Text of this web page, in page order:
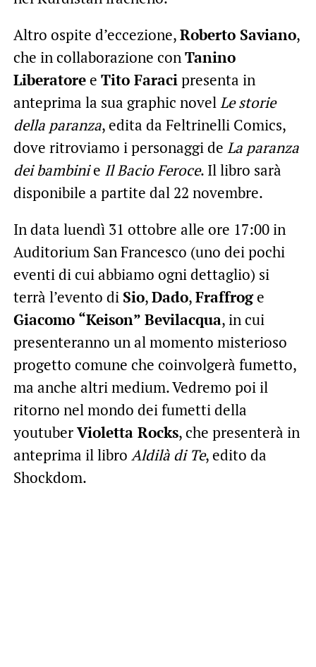
Altro ospite d’eccezione,Roberto Saviano,
che in collaborazione con Tanino
Liberatoree Tito Faraci presenta in
anteprima la sua graphic novel Le storie
della paranza, edita da Feltrinelli Comics,
dove ritroviamo i personaggi de La paranza
dei bambinie Il Bacio Feroce. Il libro sarà
disponibile a partite dal 22 novembre.
In data luendì 31 ottobre alle ore 17:00 in
Auditorium San Francesco (uno dei pochi
eventi di cui abbiamo ogni dettaglio) si
terrà l’evento di Sio,Dado,Fraffroge
Giacomo “Keison” Bevilacqua, in cui
presenteranno un al momento misterioso
progetto comune che coinvolgerà fumetto,
ma anche altri medium. Vedremo poi il
ritorno nel mondo dei fumetti della
youtuberVioletta Rocks, che presenterà in
anteprima il libro Aldilà di Te, edito da
Shockdom.